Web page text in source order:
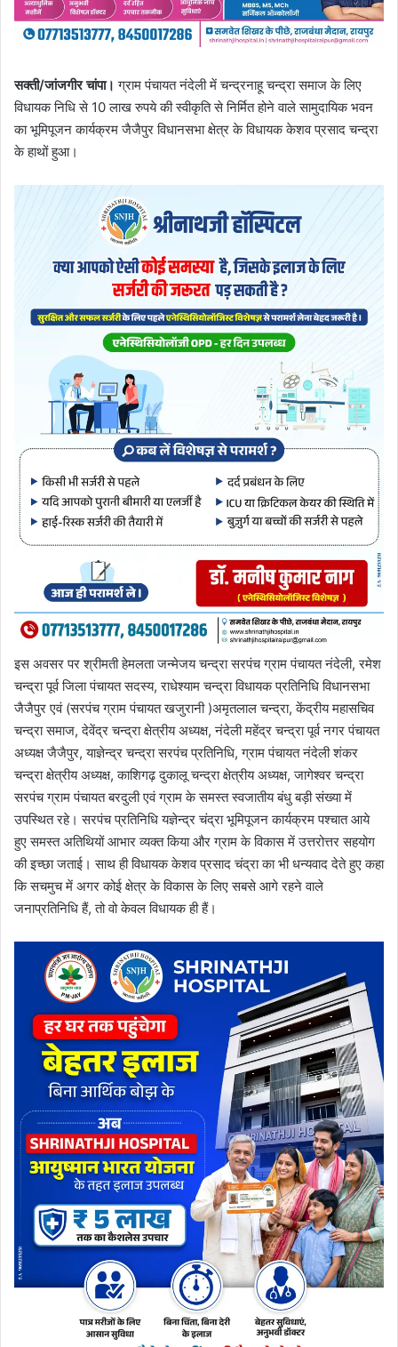
सक्ती/जांजगीर चांपा। ग्राम पंचायत नंदेली में चन्द्रनाहू चन्द्रा समाज के लिए
विधायक निधि से 10 लाख रुपये की स्वीकृति से निर्मित होने वाले सामुदायिक भवन
का भूमिपूजन कार्यक्रम जैजैपुर विधानसभा क्षेत्र के विधायक केशव प्रसाद चन्द्रा
के हाथों हुआ।
इस अवसर पर श्रीमती हेमलता जन्मेजय चन्द्रा सरपंच ग्राम पंचायत नंदेली, रमेश
चन्द्रा पूर्व जिला पंचायत सदस्य, राधेश्याम चन्द्रा विधायक प्रतिनिधि विधानसभा
जैजैपुर एवं (सरपंच ग्राम पंचायत खजुरानी )अमृतलाल चन्द्रा, केंद्रीय महासचिव
चन्द्रा समाज, देवेंद्र चन्द्रा क्षेत्रीय अध्यक्ष, नंदेली महेंद्र चन्द्रा पूर्व नगर पंचायत
अध्यक्ष जैजैपुर, याज्ञेन्द्र चन्द्रा सरपंच प्रतिनिधि, ग्राम पंचायत नंदेली शंकर
चन्द्रा क्षेत्रीय अध्यक्ष, काशिगढ़ दुकालू चन्द्रा क्षेत्रीय अध्यक्ष, जागेश्वर चन्द्रा
सरपंच ग्राम पंचायत बरदुली एवं ग्राम के समस्त स्वजातीय बंधु बड़ी संख्या में
उपस्थित रहे। सरपंच प्रतिनिधि यज्ञेन्द्र चंद्रा भूमिपूजन कार्यक्रम पश्चात आये
हुए समस्त अतिथियों आभार व्यक्त किया और ग्राम के विकास में उत्तरोत्तर सहयोग
की इच्छा जताई। साथ ही विधायक केशव प्रसाद चंद्रा का भी धन्यवाद देते हुए कहा
कि सचमुच में अगर कोई क्षेत्र के विकास के लिए सबसे आगे रहने वाले
जनाप्रतिनिधि हैं, तो वो केवल विधायक ही हैं।